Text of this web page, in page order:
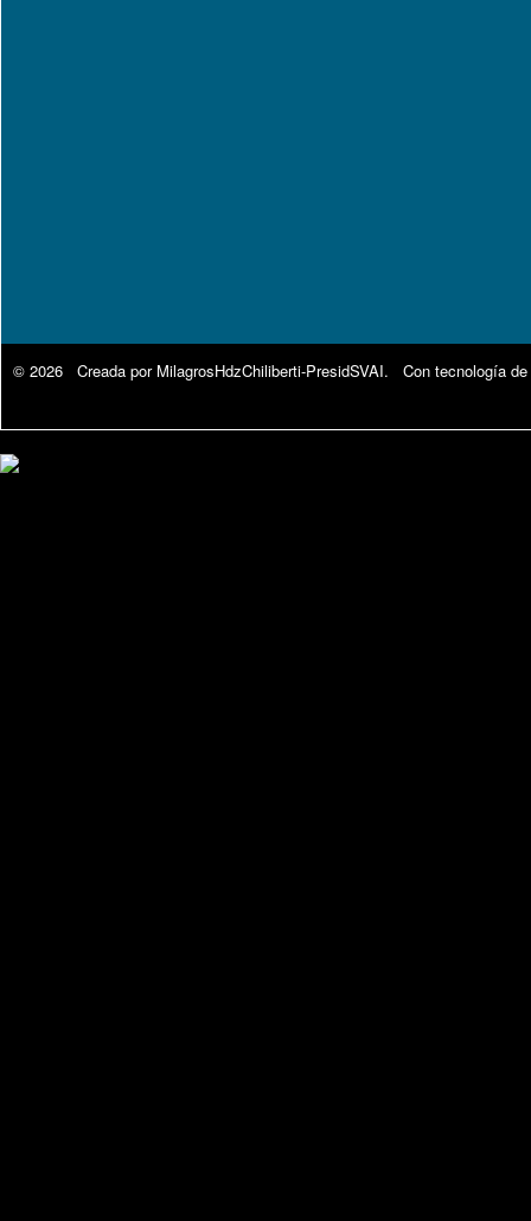
© 2026 Creada por MilagrosHdzChiliberti-PresidSVAI. Con tecnología de